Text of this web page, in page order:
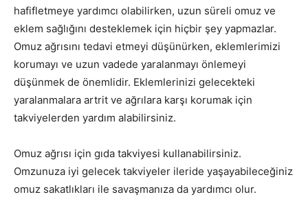
hafifletmeye yardımcı olabilirken, uzun süreli omuz ve
eklem sağlığını desteklemek için hiçbir şey yapmazlar.
Omuz ağrısını tedavi etmeyi düşünürken, eklemlerimizi
korumayı ve uzun vadede yaralanmayı önlemeyi
düşünmek de önemlidir. Eklemlerinizi gelecekteki
yaralanmalara artrit ve ağrılara karşı korumak için
takviyelerden yardım alabilirsiniz.
Omuz ağrısı için gıda takviyesi kullanabilirsiniz.
Omzunuza iyi gelecek takviyeler ileride yaşayabileceğiniz
omuz sakatlıkları ile savaşmanıza da yardımcı olur.